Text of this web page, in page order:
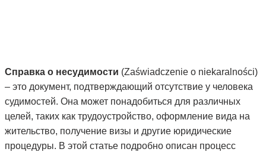
Справка о несудимости (Zaświadczenie o niekaralności)
– это документ, подтверждающий отсутствие у человека
судимостей. Она может понадобиться для различных
целей, таких как трудоустройство, оформление вида на
жительство, получение визы и другие юридические
процедуры. В этой статье подробно описан процесс